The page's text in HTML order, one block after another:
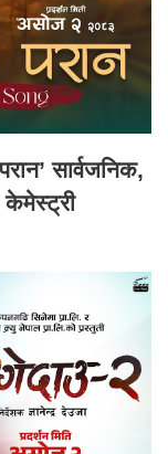
सार्वजनिक,
केमेस्ट्री